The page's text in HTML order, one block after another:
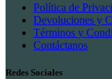
Política de
Devoluciones y
Términos y
Contáctanos
Redes Sociales